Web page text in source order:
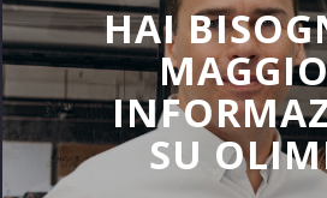
HAI
SU